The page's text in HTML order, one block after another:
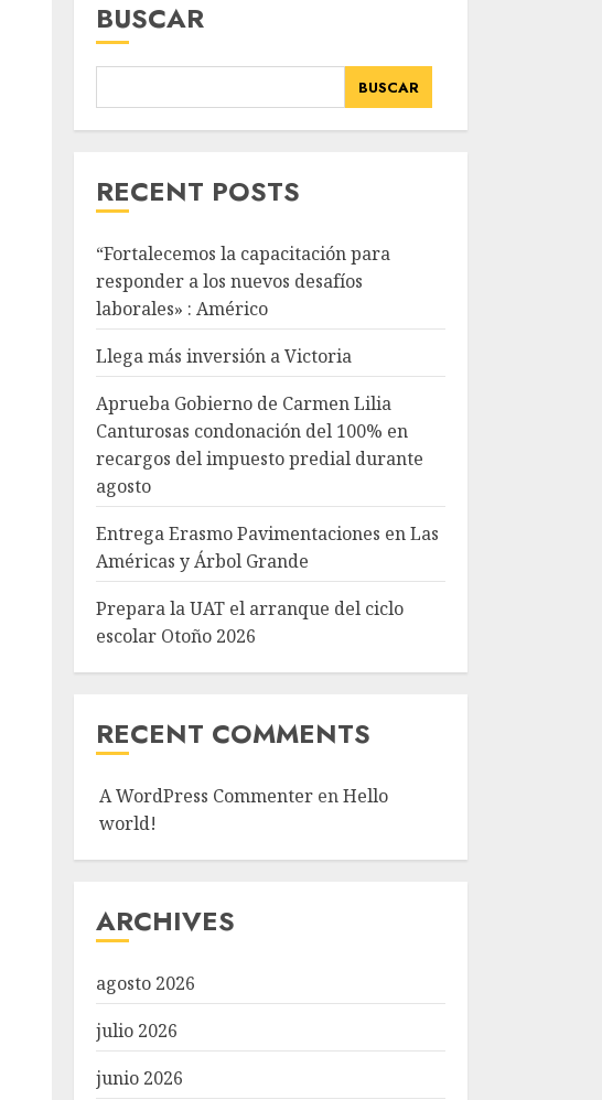
BUSCAR
BUSCAR
RECENT POSTS
“Fortalecemos la capacitación para
responder a los nuevos desafíos
laborales» : Américo
Llega más inversión a Victoria
Aprueba Gobierno de Carmen Lilia
Canturosas condonación del 100% en
recargos del impuesto predial durante
agosto
Entrega Erasmo Pavimentaciones en Las
Américas y Árbol Grande
Prepara la UAT el arranque del ciclo
escolar Otoño 2026
RECENT COMMENTS
A WordPress Commenter enHello
world!
ARCHIVES
agosto 2026
julio 2026
junio 2026